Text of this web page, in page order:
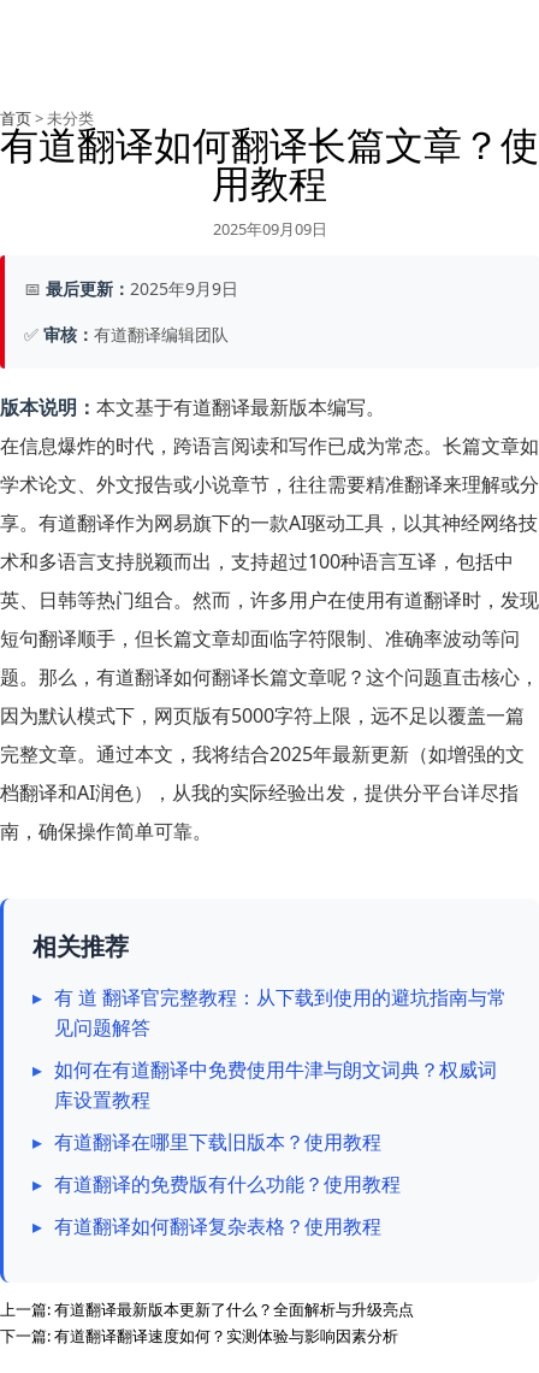
首页> 未分类
有道翻译如何翻译长篇文章？使
用教程
2025年09月09日
📅 最后更新： 2025年9月9日
✅ 审核： 有道翻译编辑团队
版本说明： 本文基于有道翻译最新版本编写。
在信息爆炸的时代，跨语言阅读和写作已成为常态。长篇文章如
学术论文、外文报告或小说章节，往往需要精准翻译来理解或分
享。有道翻译作为网易旗下的一款AI驱动工具，以其神经网络技
术和多语言支持脱颖而出，支持超过100种语言互译，包括中
英、日韩等热门组合。然而，许多用户在使用有道翻译时，发现
短句翻译顺手，但长篇文章却面临字符限制、准确率波动等问
题。那么，有道翻译如何翻译长篇文章呢？这个问题直击核心，
因为默认模式下，网页版有5000字符上限，远不足以覆盖一篇
完整文章。通过本文，我将结合2025年最新更新（如增强的文
档翻译和AI润色），从我的实际经验出发，提供分平台详尽指
南，确保操作简单可靠。
相关推荐
▸ 有 道 翻译官完整教程：从下载到使用的避坑指南与常
见问题解答
▸ 如何在有道翻译中免费使用牛津与朗文词典？权威词
库设置教程
▸ 有道翻译在哪里下载旧版本？使用教程
▸ 有道翻译的免费版有什么功能？使用教程
▸ 有道翻译如何翻译复杂表格？使用教程
上一篇:有道翻译最新版本更新了什么？全面解析与升级亮点
下一篇:有道翻译翻译速度如何？实测体验与影响因素分析